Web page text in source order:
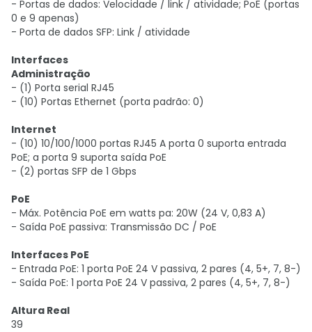
- Portas de dados: Velocidade / link / atividade; PoE (portas
0 e 9 apenas)
- Porta de dados SFP: Link / atividade
Interfaces
Administração
- (1) Porta serial RJ45
- (10) Portas Ethernet (porta padrão: 0)
Internet
- (10) 10/100/1000 portas RJ45 A porta 0 suporta entrada
PoE; a porta 9 suporta saída PoE
- (2) portas SFP de 1 Gbps
PoE
- Máx. Potência PoE em watts pa: 20W (24 V, 0,83 A)
- Saída PoE passiva: Transmissão DC / PoE
Interfaces PoE
- Entrada PoE: 1 porta PoE 24 V passiva, 2 pares (4, 5+, 7, 8-)
- Saída PoE: 1 porta PoE 24 V passiva, 2 pares (4, 5+, 7, 8-)
Altura Real
39